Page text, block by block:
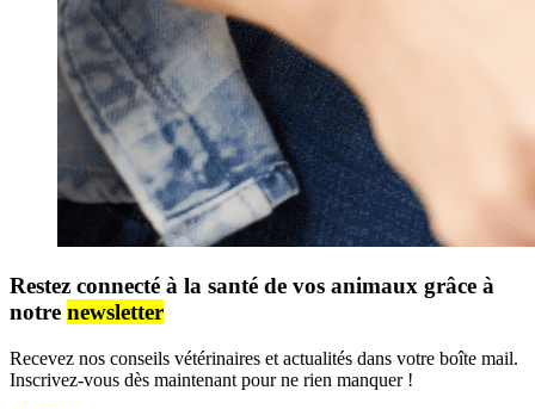
Restez connecté à la santé de vos animaux grâce à
notre newsletter
Recevez nos conseils vétérinaires et actualités dans votre boîte mail.
Inscrivez-vous dès maintenant pour ne rien manquer !